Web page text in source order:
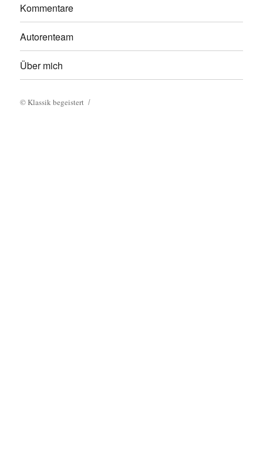
Kommentare
Autorenteam
Über mich
©Klassik begeistert